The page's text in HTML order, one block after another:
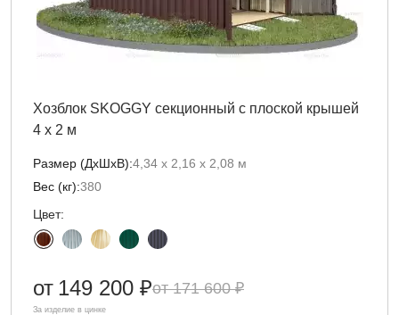
Хозблок SKOGGY секционный с плоской крышей
4 х 2 м
Размер (ДxШxВ):4,34 х 2,16 х 2,08 м
Вес (кг):380
Цвет:
171 600 ₽
от 149 200 ₽
За изделие в цинке